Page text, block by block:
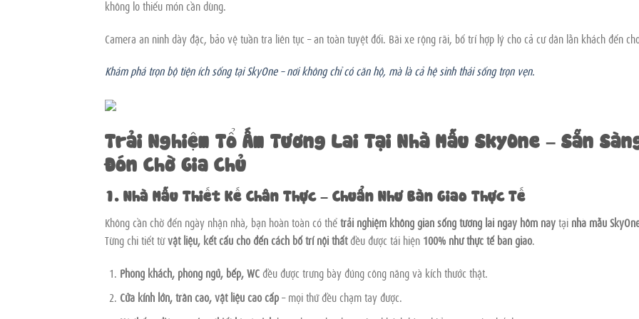
không lo thiếu món cần dùng.
Camera an ninh dày đặc, bảo vệ tuần tra liên tục – an toàn tuyệt đối. Bãi xe rộng rãi, bố trí hợp lý cho cả cư dân lẫn khách đến
Khám phá trọn bộ tiện ích sống tại SkyOne – nơi không chỉ có căn hộ, mà là cả hệ sinh thái sống trọn vẹn.
Trải Nghiệm Tổ Ấm Tương Lai Tại Nhà Mẫu SkyOne – Sẵn
Đón Chờ Gia Chủ
1. Nhà Mẫu Thiết Kế Chân Thực – Chuẩn Như Bàn Giao Thực Tế
Không cần chờ đến ngày nhận nhà, bạn hoàn toàn có thểtrải nghiệm không gian sống tương lai ngay hôm naytại nhà mẫu
Từng chi tiết từvật liệu, kết cấu cho đến cách bố trí nội thấtđều được tái hiện 100% như thực tế bàn giao.
Phòng khách, phòng ngủ, bếp, WCđều được trưng bày đúng công năng và kích thước thật.
Cửa kính lớn, trần cao, vật liệu cao cấp– mọi thứ đều chạm tay được.